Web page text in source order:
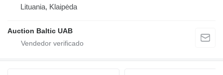
Lituania, Klaipėda
Auction Baltic UAB